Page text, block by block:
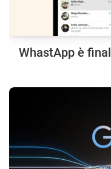
WhastApp è